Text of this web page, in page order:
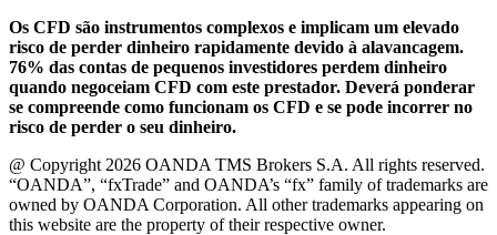
Os CFD são instrumentos complexos e implicam um elevado
risco de perder dinheiro rapidamente devido à alavancagem.
76% das contas de pequenos investidores perdem dinheiro
quando negoceiam CFD com este prestador. Deverá ponderar
se compreende como funcionam os CFD e se pode incorrer no
risco de perder o seu dinheiro.
@ Copyright 2026 OANDA TMS Brokers S.A. All rights reserved.
“OANDA”, “fxTrade” and OANDA’s “fx” family of trademarks are
owned by OANDA Corporation. All other trademarks appearing on
this website are the property of their respective owner.